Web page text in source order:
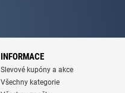
INFORMACE
Slevové kupóny a akce
Všechny kategorie